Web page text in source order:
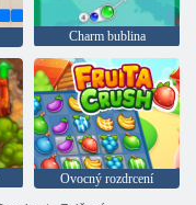
Charm bublina
Ovocný rozdrcení